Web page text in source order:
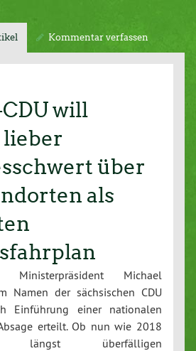
Kommentar verfassen
will
über
als
Ministerpräsident Michael
Namen der sächsischen CDU
Einführung einer nationalen
erteilt. Ob nun wie 2018
überfälligen